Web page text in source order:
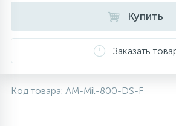
Напольные смесители
Душевые системы
Купить
Заказать
Код товара: AM-Mil-800-DS-F